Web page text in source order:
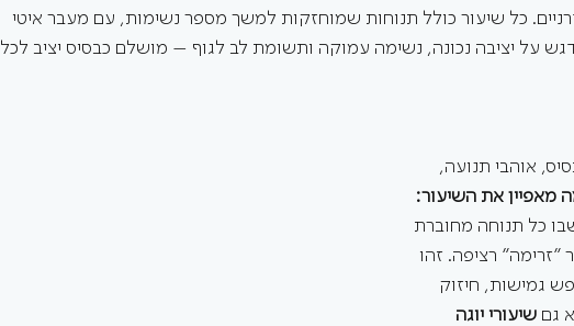
כל שיעור כולל תנוחות שמוחזקות למשך מספר נשימות, עם מעבר איטי
על יציבה נכונה, נשימה עמוקה ותשומת לב לגוף – מושלם כבסיס יציב לכל
אוהבי תנועה,
מאפיין את השיעור:
כל תנוחה מחוברת
רציפה. זהו
גמישות, חיזוק
גם שיעורי יוגה